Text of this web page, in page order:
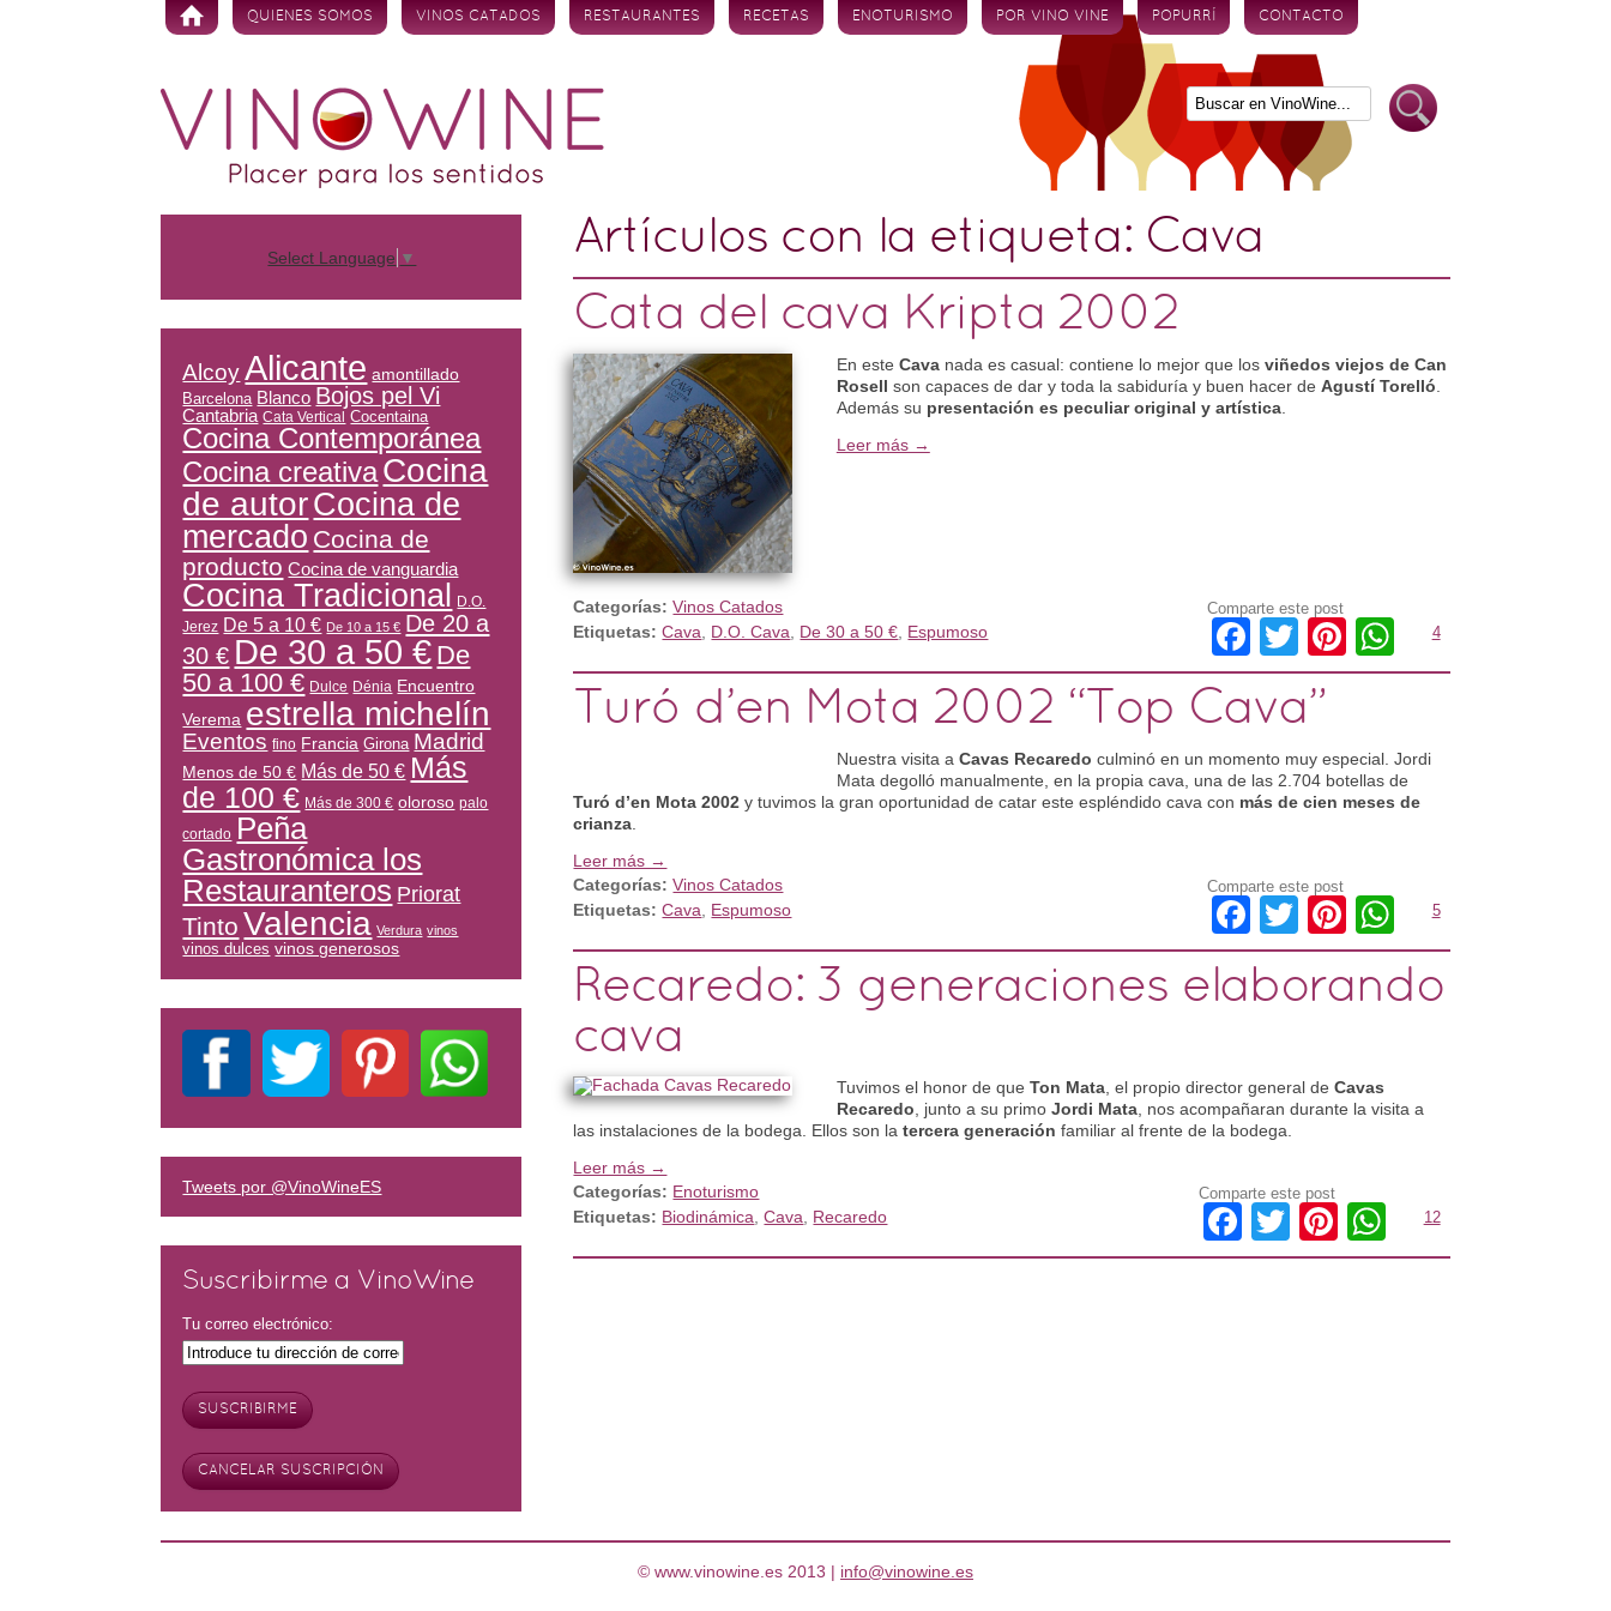
Skip to content
QUIENES SOMOS VINOS CATADOS RESTAURANTES RECETAS ENOTURISMO POR VINO VINE POPURRÍ CONTACTO
Artículos con la etiqueta: Cava
Cata del cava Kripta 2002
En este Cavanada es casual: contiene lo mejor que los viñedos viejos de Can
Rosell son capaces de dar y toda la sabiduría y buen hacer de Agustí Torelló
Además su presentación es peculiar original y artística.
Leer más →
Categorías:Vinos Catados
Etiquetas: Cava D.O. Cava De 30 a 50 € Espumoso
Comparte este post
Facebook
TwitterPinterest
WhatsApp
4
Turó d’en Mota 2002 “Top Cava”
Nuestra visita a Cavas Recaredo culminó en un momento muy especial. Jordi
Mata degolló manualmente, en la propia cava, una de las 2.704 botellas de
Turó d’en Mota 2002 y tuvimos la gran oportunidad de catar este espléndido cava con más de cien meses de
crianza
Leer más →
Categorías:Vinos Catados
Etiquetas: Cava Espumoso
Comparte este post
Facebook
TwitterPinterest
WhatsApp
5
Recaredo: 3 generaciones elaborando
cava
Tuvimos el honor de que Ton Mata, el propio director general de Cavas
Recaredo , junto a su primo Jordi Mata, nos acompañaran durante la visita a
las instalaciones de la bodega. Ellos son latercera generación familiar al frente de la bodega.
Leer más →
Categorías: Enoturismo
Etiquetas: Biodinámica ,Cava Recaredo
Comparte este post
Facebook
TwitterPinterest
WhatsApp
12
Select Language ▼
Alcoy Alicante amontillado
Barcelona Blanco Bojos pel Vi
Cantabria Cata Vertical Cocentaina
Cocina Contemporánea
Cocina creativaCocina
de autorCocina de
mercado Cocina de
producto Cocina de vanguardia
Cocina Tradicional
D.O.
Jerez De 5 a 10 € De 10 a 15 € De 20 a
30 € De 30 a 50 € De
50 a 100 € Dulce Dénia Encuentro
Verema estrella michelín
Eventos fino Francia Girona Madrid
Menos de 50 € Más de 50 € Más
de 100 € Más de 300 € oloroso palo
cortado Peña
Gastronómica los
Restauranteros Priorat
Tinto Valencia Verdura vinos
vinos dulces vinos generosos
Tweets por @VinoWineES
Suscribirme a VinoWine
Tu correo electrónico:
© www.vinowine.es 2013 | info@vinowine.es